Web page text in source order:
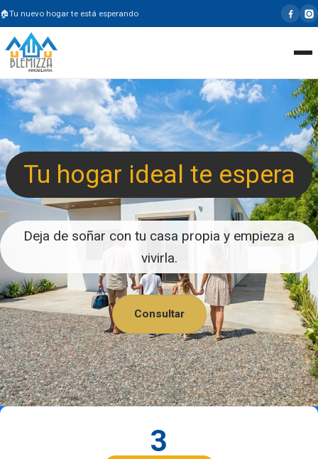
Tu nuevo hogar te está esperando
Tu hogar ideal te espera
Deja de soñar con tu casa propia y empieza a
vivirla.
Consultar
3